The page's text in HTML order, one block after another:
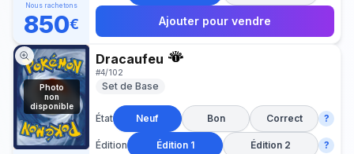
Nous rachetons
850€ Ajouter pour vendre
Photo
non
disponible
Dracaufeu
#4/102
Set de Base
État Neuf Bon Correct ?
Édition Édition 1 Édition 2 ?